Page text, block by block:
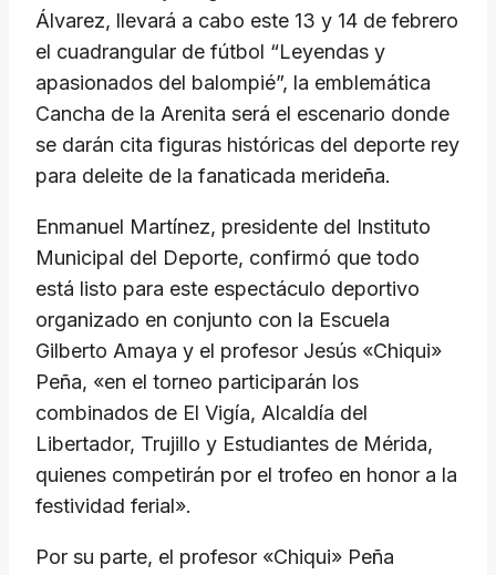
Álvarez, llevará a cabo este 13 y 14 de febrero
el cuadrangular de fútbol “Leyendas y
apasionados del balompié”, la emblemática
Cancha de la Arenita será el escenario donde
se darán cita figuras históricas del deporte rey
para deleite de la fanaticada merideña.
Enmanuel Martínez, presidente del Instituto
Municipal del Deporte, confirmó que todo
está listo para este espectáculo deportivo
organizado en conjunto con la Escuela
Gilberto Amaya y el profesor Jesús «Chiqui»
Peña, «en el torneo participarán los
combinados de El Vigía, Alcaldía del
Libertador, Trujillo y Estudiantes de Mérida,
quienes competirán por el trofeo en honor a la
festividad ferial».
Por su parte, el profesor «Chiqui» Peña